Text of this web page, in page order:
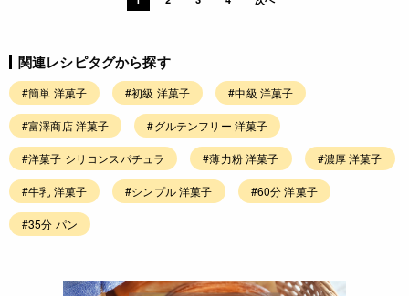
関連レシピタグから探す
#簡単 洋菓子 #初級 洋菓子 #中級 洋菓子
#富澤商店 洋菓子 #グルテンフリー 洋菓子
#洋菓子 シリコンスパチュラ #薄力粉 洋菓子 #濃厚 洋菓子
#牛乳 洋菓子 #シンプル 洋菓子 #60分 洋菓子
#35分 パン